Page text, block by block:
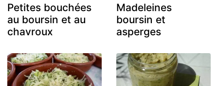
Petites bouchées
au boursin et au
chavroux
Madeleines
boursin et
asperges